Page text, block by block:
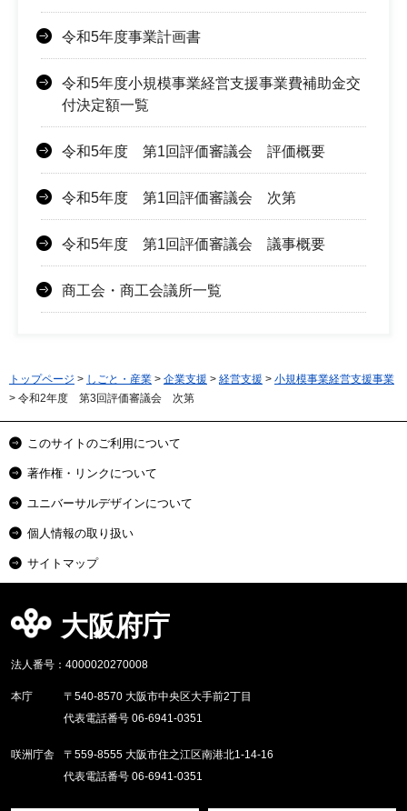
令和5年度事業計画書
令和5年度小規模事業経営支援事業費補助金交
付決定額一覧
令和5年度 第1回評価審議会 評価概要
令和5年度 第1回評価審議会 次第
令和5年度 第1回評価審議会 議事概要
商工会・商工会議所一覧
トップページ > しごと・産業 > 企業支援 > 経営支援 > 小規模事業経営支援事業
> 令和2年度 第3回評価審議会 次第
このサイトのご利用について
著作権・リンクについて
ユニバーサルデザインについて
個人情報の取り扱い
サイトマップ
大阪府庁
法人番号：4000020270008
本庁
〒540-8570 大阪市中央区大手前2丁目
代表電話番号 06-6941-0351
咲洲庁舎
〒559-8555 大阪市住之江区南港北1-14-16
代表電話番号 06-6941-0351